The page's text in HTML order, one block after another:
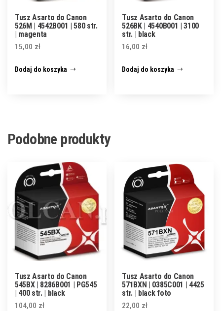
Tusz Asarto do Canon
526M | 4542B001 | 580 str.
| magenta
15,00 zł
Dodaj do koszyka
Tusz Asarto do Canon
526BK | 4540B001 | 3100
str. | black
16,00 zł
Dodaj do koszyka
Podobne produkty
Tusz Asarto do Canon
545BX | 8286B001 | PG545
| 400 str. | black
104,00 zł
Tusz Asarto do Canon
571BXN | 0385C001 | 4425
str. | black foto
22,00 zł